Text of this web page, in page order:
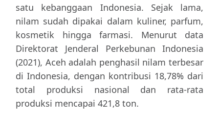
satu kebanggaan Indonesia. Sejak lama,
nilam sudah dipakai dalam kuliner, parfum,
kosmetik hingga farmasi. Menurut data
Direktorat Jenderal Perkebunan Indonesia
(2021), Aceh adalah penghasil nilam terbesar
di Indonesia, dengan kontribusi 18,78% dari
total produksi nasional dan rata-rata
produksi mencapai 421,8 ton.